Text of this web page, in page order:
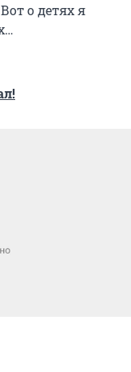
о детях я